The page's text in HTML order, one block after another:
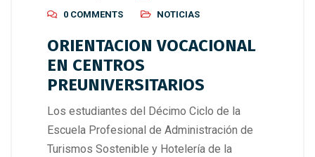
0 COMMENTS
NOTICIAS
ORIENTACION VOCACIONAL
EN CENTROS
PREUNIVERSITARIOS
Los estudiantes del Décimo Ciclo de la
Escuela Profesional de Administración de
Turismos Sostenible y Hotelería de la